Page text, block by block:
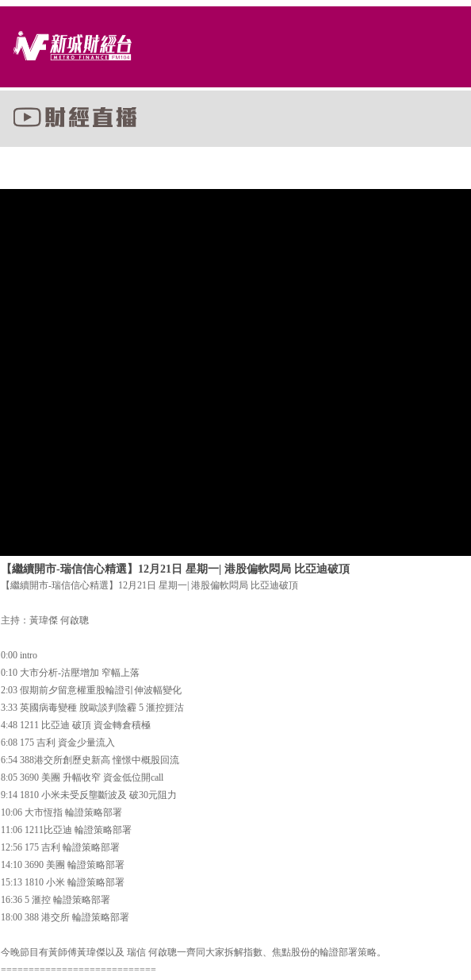
【繼續開市-瑞信信心精選】12月21日 星期一| 港股偏軟悶局 比亞迪破頂
【繼續開市-瑞信信心精選】12月21日 星期一| 港股偏軟悶局 比亞迪破頂
主持：黃瑋傑 何啟聰
0:00 intro
0:10 大市分析-沽壓增加 窄幅上落
2:03 假期前夕留意權重股輪證引伸波幅變化
3:33 英國病毒變種 脫歐談判陰霾 5 滙控捱沽
4:48 1211 比亞迪 破頂 資金轉倉積極
6:08 175 吉利 資金少量流入
6:54 388港交所創歷史新高 憧憬中概股回流
8:05 3690 美團 升幅收窄 資金低位開call
9:14 1810 小米未受反壟斷波及 破30元阻力
10:06 大市恆指 輪證策略部署
11:06 1211比亞迪 輪證策略部署
12:56 175 吉利 輪證策略部署
14:10 3690 美團 輪證策略部署
15:13 1810 小米 輪證策略部署
16:36 5 滙控 輪證策略部署
18:00 388 港交所 輪證策略部署
今晚節目有黃師傅黃瑋傑以及 瑞信 何啟聰一齊同大家拆解指數、焦點股份的輪證部署策略。
============================